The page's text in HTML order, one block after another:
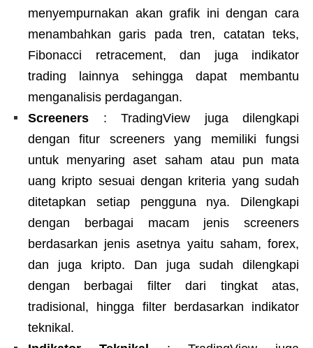
menyempurnakan akan grafik ini dengan cara
menambahkan garis pada tren, catatan teks,
Fibonacci retracement, dan juga indikator
trading lainnya sehingga dapat membantu
menganalisis perdagangan.
Screeners : TradingView
juga dilengkapi
dengan fitur screeners yang memiliki fungsi
untuk menyaring aset saham atau pun mata
uang kripto sesuai dengan kriteria yang sudah
ditetapkan setiap pengguna nya. Dilengkapi
dengan berbagai macam jenis screeners
berdasarkan jenis asetnya yaitu saham, forex,
dan juga kripto. Dan juga sudah dilengkapi
dengan berbagai filter dari tingkat atas,
tradisional, hingga filter berdasarkan indikator
teknikal.